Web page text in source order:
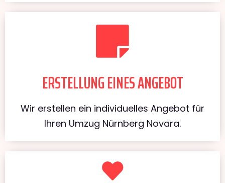
ERSTELLUNG EINES ANGEBOT
Wir erstellen ein individuelles Angebot für
Ihren Umzug Nürnberg Novara.